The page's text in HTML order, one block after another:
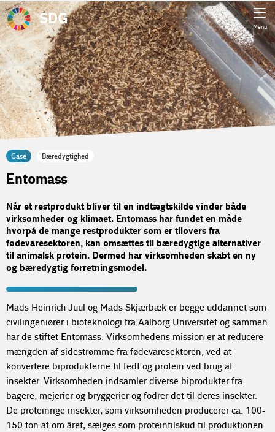
SDG Menu
Case Bæredygtighed
Entomass
Når et restprodukt bliver til en indtægtskilde vinder både
virksomheder og klimaet. Entomass har fundet en måde
hvorpå de mange restprodukter som er tilovers fra
fødevaresektoren, kan omsættes til bæredygtige alternativer
til animalsk protein. Dermed har virksomheden skabt en ny
og bæredygtig forretningsmodel.
Mads Heinrich Juul og Mads Skjærbæk er begge uddannet som
civilingeniører i bioteknologi fra Aalborg Universitet og sammen
har de stiftet Entomass. Virksomhedens mission er at reducere
mængden af sidestrømme fra fødevaresektoren, ved at
konvertere biprodukterne til fedt og protein ved brug af
insekter. Virksomheden indsamler diverse biprodukter fra
bagere, mejerier og bryggerier og fodrer det til deres insekter.
De proteinrige insekter, som virksomheden producerer ca. 100-
150 ton af om året, sælges som proteintilskud til produktionen